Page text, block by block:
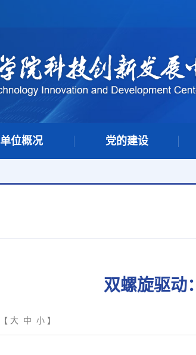
单位概况 党的建设
双螺旋驱动
【 大 中 小 】